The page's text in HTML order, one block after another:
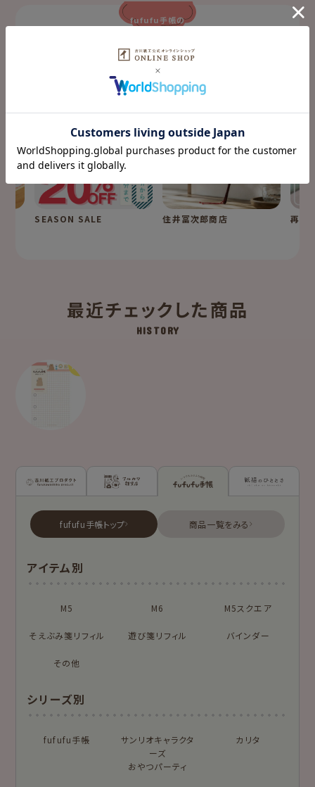
fufufu手帳の
SPECIAL
SEASON SALE 住井冨次郎商店 再入
最近チェックした商品
HISTORY
古川紙工プロダクトトップ 新着商品一覧を見る
シリーズ別
お菓子などうぶつ
MONCHHICHI
chocolog
もっと見る
フルカワ雑貨店トップ 新着商品一覧をみる
はんこ
布物 文具・雑貨
雑貨類
シリーズで探す
fufufu手帳トップ 商品一覧をみる
アイテム別
M5 M6 M5スクエア
そえぶみ箋リフィル 遊び箋リフィル バインダー
その他
シリーズ別
fufufu手帳
サンリオキャラクタ
ーズ
おやつパーティ
カリタ